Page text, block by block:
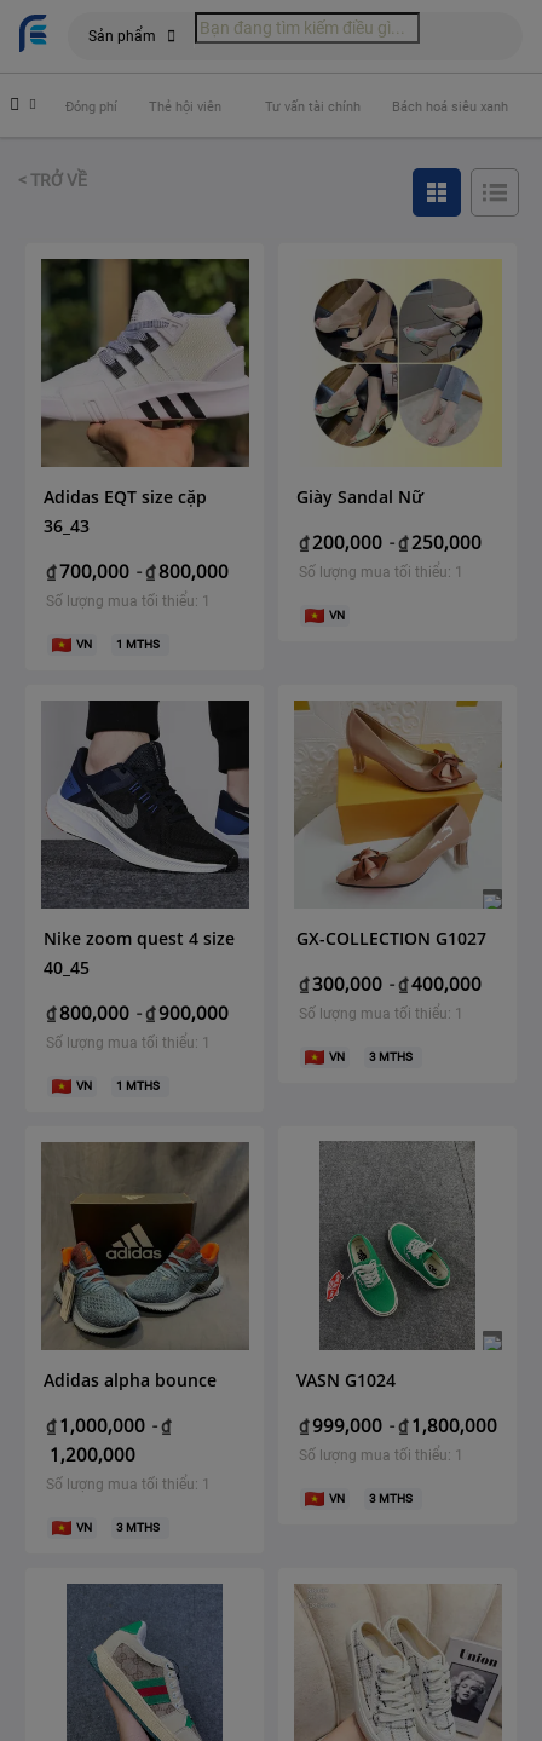
Sản phẩm
Đóng phí Thẻ hội viên Tư vấn tài chính Bách hoá siêu xanh
< TRỞ VỀ
Adidas EQT size cặp
36_43
₫700,000 -₫ 800,000
Số lượng mua tối thiểu: 1
VN 1 MTHS
Giày Sandal Nữ
₫200,000 -₫250,000
Số lượng mua tối thiểu: 1
VN
Nike zoom quest 4 size
40_45
₫ 800,000 -₫ 900,000
Số lượng mua tối thiểu: 1
VN 1 MTHS
GX-COLLECTION G1027
₫300,000 -₫400,000
Số lượng mua tối thiểu: 1
VN 3 MTHS
Adidas alpha bounce
₫ 1,000,000 -₫
1,200,000
Số lượng mua tối thiểu: 1
VN 3 MTHS
VASN G1024
₫ 999,000 -₫ 1,800,000
Số lượng mua tối thiểu: 1
VN 3 MTHS